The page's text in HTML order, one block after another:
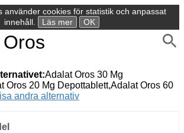
använder cookies för statistik och anpassat
innehåll.
Läs mer OK
Adalat Oros 30 Mg
Oros 20 Mg Depottablett,Adalat Oros 60
andra alternativ